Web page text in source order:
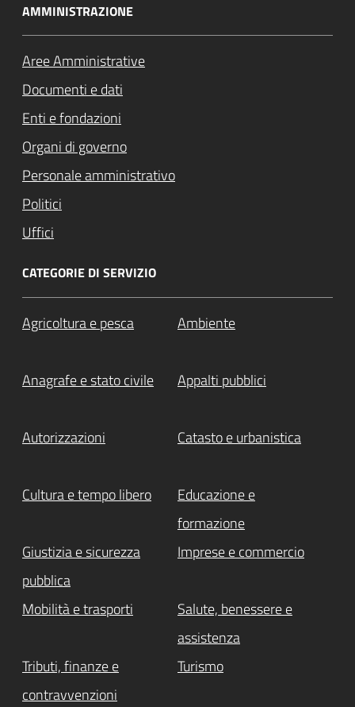
AMMINISTRAZIONE
Aree Amministrative
Documenti e dati
Enti e fondazioni
Organi di governo
Personale amministrativo
Politici
Uffici
CATEGORIE DI SERVIZIO
Agricoltura e pesca Ambiente
Anagrafe e stato civile Appalti pubblici
Autorizzazioni Catasto e urbanistica
Cultura e tempo libero
Educazione e
formazione
Giustizia e sicurezza
pubblica
Imprese e commercio
Mobilità e trasporti
Salute, benessere e
assistenza
Tributi, finanze e
contravvenzioni
Turismo